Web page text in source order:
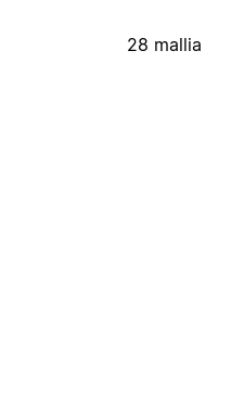
28 mallia